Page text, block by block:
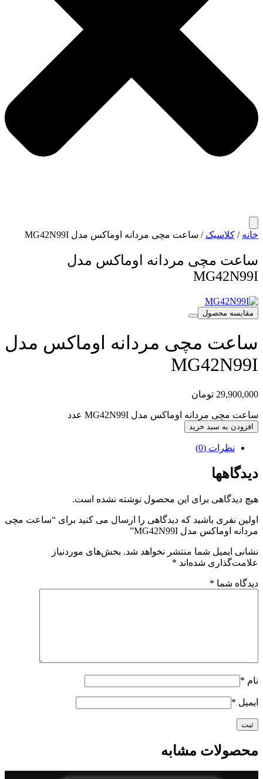
خانه / کلاسیک / ساعت مچی مردانه اوماکس مدل MG42N99I
ساعت مچی مردانه اوماکس مدل
MG42N99I
مقایسه محصول
ساعت مچی مردانه اوماکس مدل
MG42N99I
29,900,000 تومان
ساعت مچی مردانه اوماکس مدل MG42N99I عدد
افزودن به سبد خرید
نظرات (0)
دیدگاهها
هیچ دیدگاهی برای این محصول نوشته نشده است.
اولین نفری باشید که دیدگاهی را ارسال می کنید برای “ساعت مچی
مردانه اوماکس مدل MG42N99I”
نشانی ایمیل شما منتشر نخواهد شد. بخش‌های موردنیاز
علامت‌گذاری شده‌اند *
دیدگاه شما *
نام *
ایمیل *
محصولات مشابه